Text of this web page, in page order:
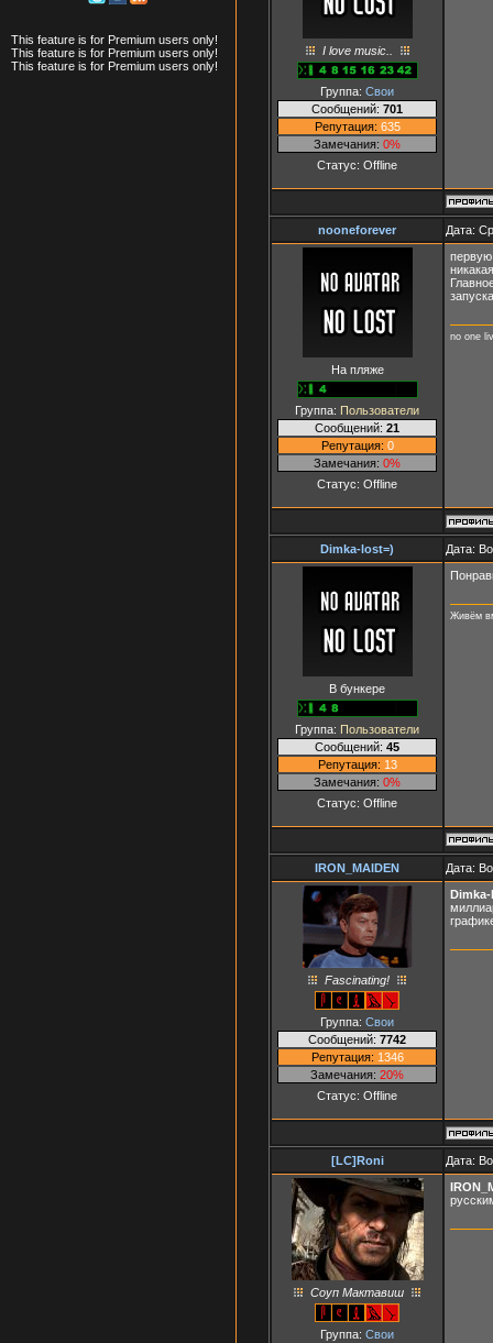
This feature is for Premium users only!
This feature is for Premium users only!
This feature is for Premium users only!
I love music..
Группа: Свои
Сообщений: 701
Репутация: 635
Замечания: 0%
Статус: Offline
nooneforever Дата:
На пляже
Группа: Пользователи
Сообщений: 21
Репутация: 0
Замечания: 0%
Статус: Offline
первую
no one
Dimka-lost=) Дата:
В бункере
Группа: Пользователи
Сообщений: 45
Репутация: 13
Замечания: 0%
Статус: Offline
Живём
IRON_MAIDEN Дата:
Fascinating!
Группа: Свои
Сообщений: 7742
Репутация: 1346
Замечания: 20%
Статус: Offline
[LC]Roni Дата:
Соуп Мактавиш
Группа: Свои